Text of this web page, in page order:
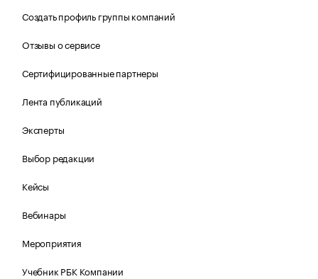
Создать профиль группы компаний
Отзывы о сервисе
Сертифицированные партнеры
Лента публикаций
Эксперты
Выбор редакции
Кейсы
Вебинары
Мероприятия
Учебник РБК Компании